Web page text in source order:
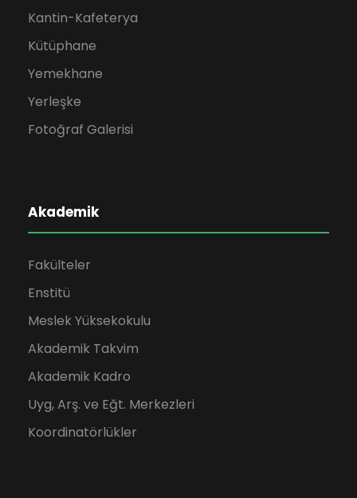
Kantin-Kafeterya
Kütüphane
Yemekhane
Yerleşke
Fotoğraf Galerisi
Akademik
Fakülteler
Enstitü
Meslek Yüksekokulu
Akademik Takvim
Akademik Kadro
Uyg, Arş. ve Eğt. Merkezleri
Koordinatörlükler